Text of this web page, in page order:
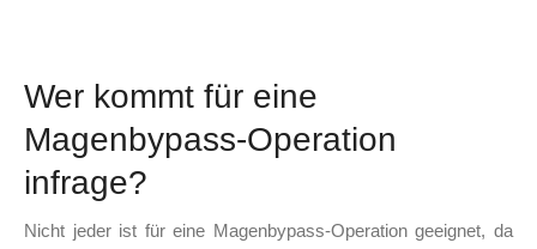
Wer kommt für eine
Magenbypass-Operation
infrage?
Nicht jeder ist für eine Magenbypass-Operation geeignet, da